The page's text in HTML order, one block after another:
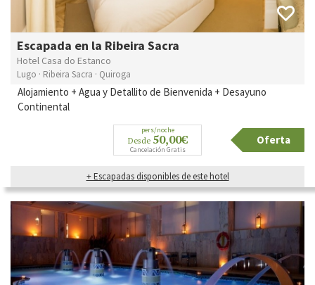
Escapada en la Ribeira Sacra
Hotel Casa do Estanco
Lugo · Ribeira Sacra · Quiroga
Alojamiento + Agua y Detallito de Bienvenida + Desayuno
Continental
pers/noche
Desde 50,00€
Cancelación Gratis
Oferta
+ Escapadas disponibles de este hotel